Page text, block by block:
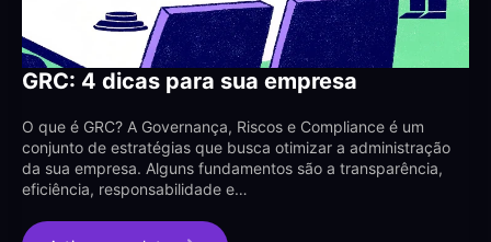
GRC: 4 dicas para sua empresa
O que é GRC? A Governança, Riscos e Compliance é um
conjunto de estratégias que busca otimizar a administração
da sua empresa. Alguns fundamentos são a transparência,
eficiência, responsabilidade e…